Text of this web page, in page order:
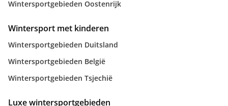
Wintersportgebieden Oostenrijk
Wintersport met kinderen
Wintersportgebieden Duitsland
Wintersportgebieden België
Wintersportgebieden Tsjechië
Luxe wintersportgebieden